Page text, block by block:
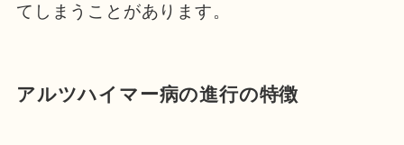
てしまうことがあります。
アルツハイマー病の進行の特徴